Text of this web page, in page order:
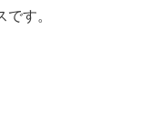
す。